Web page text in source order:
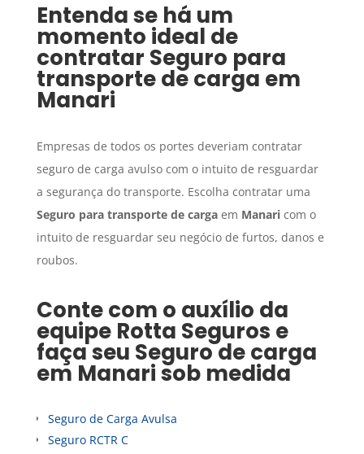
Entenda se há um
momento ideal de
contratar Seguro para
transporte de carga em
Manari
Empresas de todos os portes deveriam contratar
seguro de carga avulso com o intuito de resguardar
a segurança do transporte. Escolha contratar uma
Seguro para transporte de cargaem Manaricom o
intuito de resguardar seu negócio de furtos, danos e
roubos.
Conte com o auxílio da
equipe Rotta Seguros e
faça seu Seguro de carga
em Manarisob medida
Seguro de Carga Avulsa
Seguro RCTR C